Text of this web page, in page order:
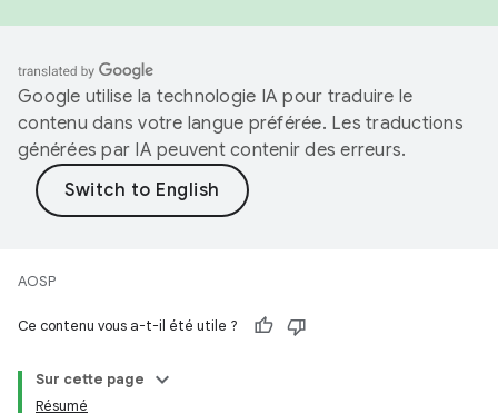
Google utilise la technologie IA pour traduire le
contenu dans votre langue préférée. Les traductions
générées par IA peuvent contenir des erreurs.
AOSP
Ce contenu vous a-t-il été utile ?
Sur cette page
Résumé